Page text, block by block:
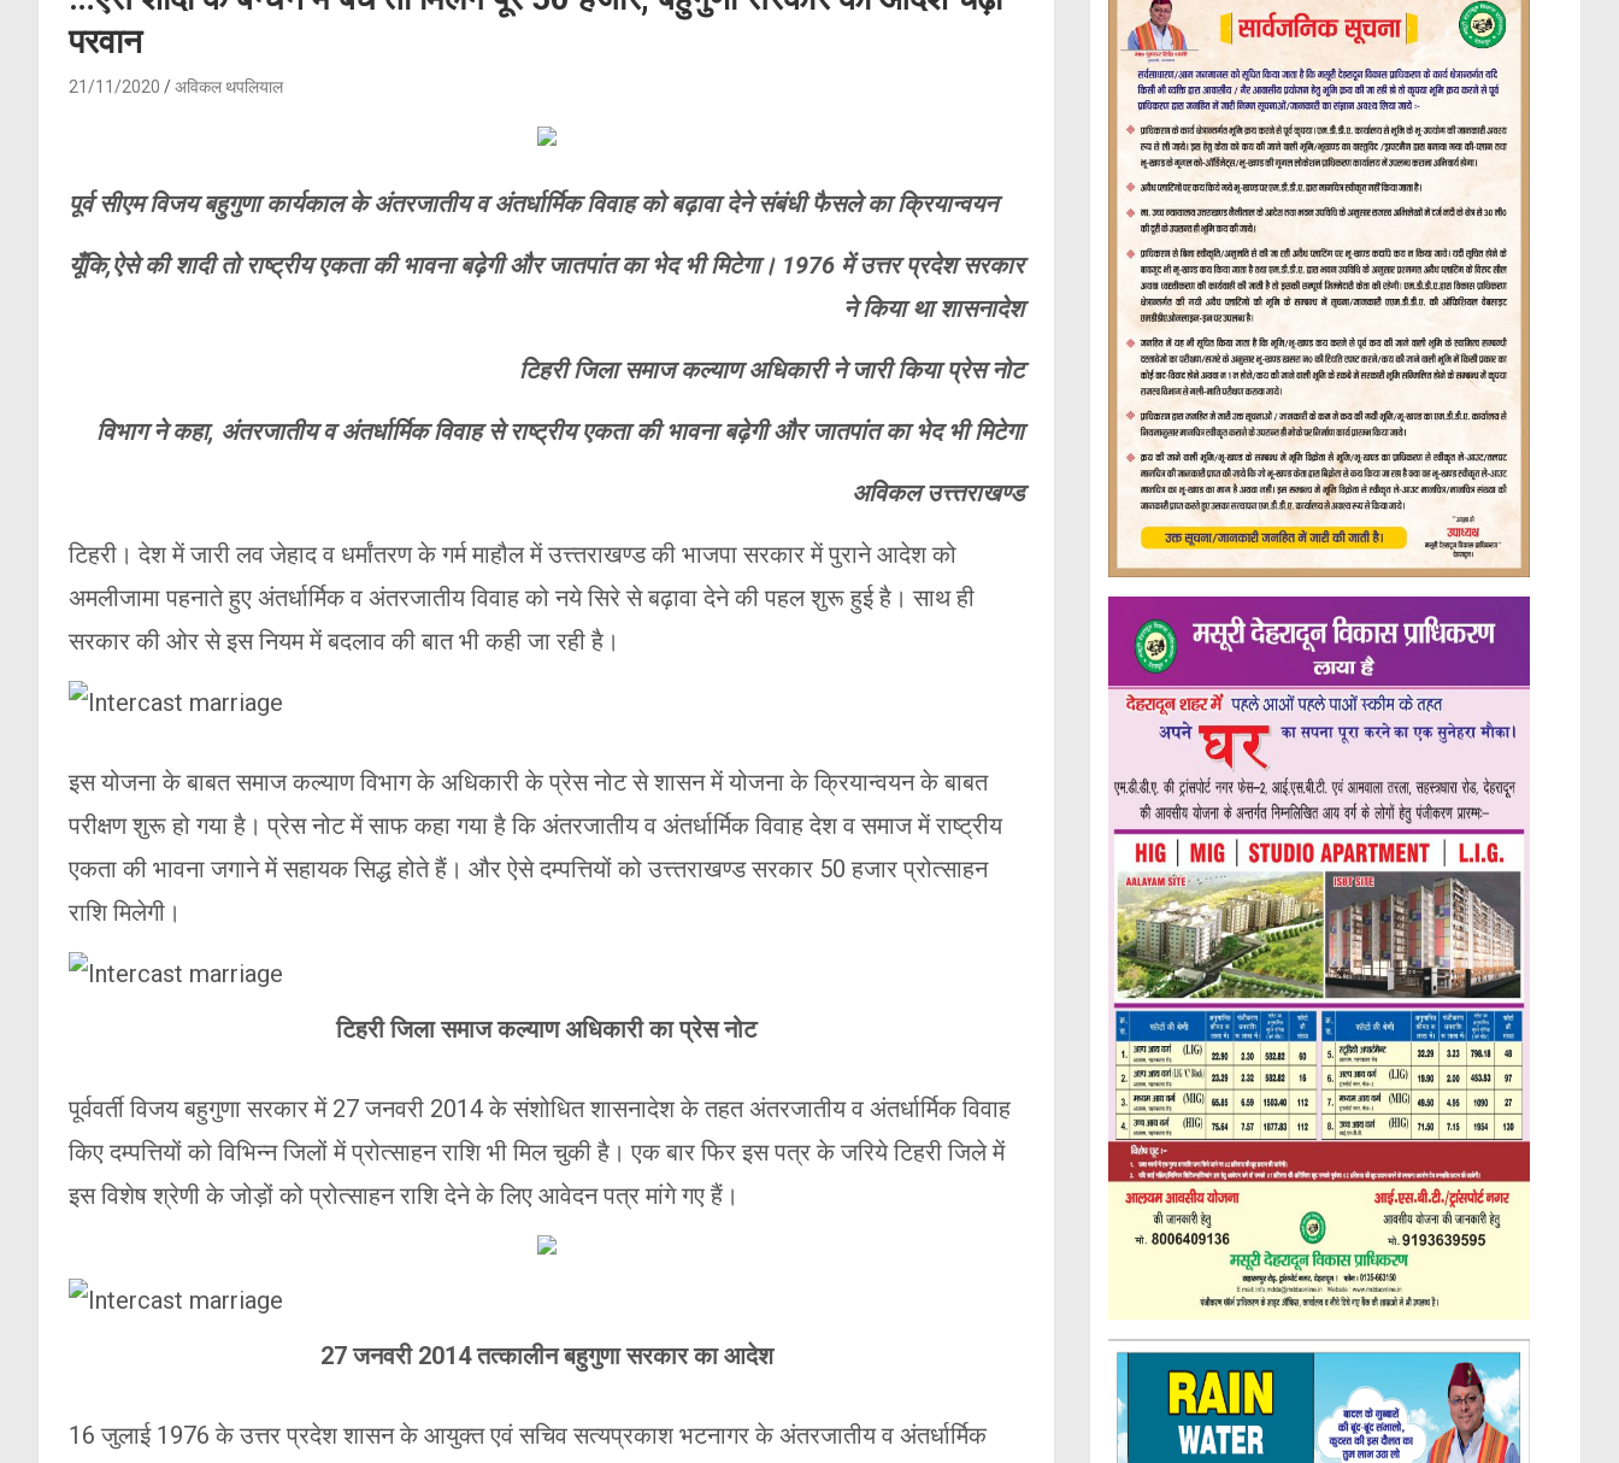
परवान
21/11/2020 अविकल थपलियाल
पूर्व सीएम विजय बहुगुणा कार्यकाल के अंतरजातीय व अंतर्धार्मिक विवाह को बढ़ावा देने संबंधी फैसले का क्रियान्वयन
यूँकि,ऐसे की शादी तो राष्ट्रीय एकता की भावना बढ़ेगी और जातपांत का भेद भी मिटेगा। 1976 में उत्तर प्रदेश सरकार
ने किया था शासनादेश
टिहरी जिला समाज कल्याण अधिकारी ने जारी किया प्रेस नोट
विभाग ने कहा, अंतरजातीय व अंतर्धार्मिक विवाह से राष्ट्रीय एकता की भावना बढ़ेगी और जातपांत का भेद भी मिटेगा
अविकल उत्त्तराखण्ड
टिहरी। देश में जारी लव जेहाद व धर्मांतरण के गर्म माहौल में उत्त्तराखण्ड की भाजपा सरकार में पुराने आदेश को
अमलीजामा पहनाते हुए अंतर्धार्मिक व अंतरजातीय विवाह को नये सिरे से बढ़ावा देने की पहल शुरू हुई है। साथ ही
सरकार की ओर से इस नियम में बदलाव की बात भी कही जा रही है।
इस योजना के बाबत समाज कल्याण विभाग के अधिकारी के प्रेस नोट से शासन में योजना के क्रियान्वयन के बाबत
परीक्षण शुरू हो गया है। प्रेस नोट में साफ कहा गया है कि अंतरजातीय व अंतर्धार्मिक विवाह देश व समाज में राष्ट्रीय
एकता की भावना जगाने में सहायक सिद्ध होते हैं। और ऐसे दम्पत्तियों को उत्त्तराखण्ड सरकार 50 हजार प्रोत्साहन
राशि मिलेगी।
टिहरी जिला समाज कल्याण अधिकारी का प्रेस नोट
पूर्ववर्ती विजय बहुगुणा सरकार में 27 जनवरी 2014 के संशोधित शासनादेश के तहत अंतरजातीय व अंतर्धार्मिक विवाह
किए दम्पत्तियों को विभिन्न जिलों में प्रोत्साहन राशि भी मिल चुकी है। एक बार फिर इस पत्र के जरिये टिहरी जिले में
इस विशेष श्रेणी के जोड़ों को प्रोत्साहन राशि देने के लिए आवेदन पत्र मांगे गए हैं।
27 जनवरी 2014 तत्कालीन बहुगुणा सरकार का आदेश
16 जुलाई 1976 के उत्तर प्रदेश शासन के आयुक्त एवं सचिव सत्यप्रकाश भटनागर के अंतरजातीय व अंतर्धार्मिक